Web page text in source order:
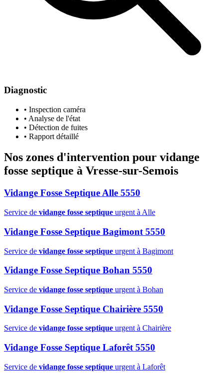
Diagnostic
• Inspection caméra
• Analyse de l'état
• Détection de fuites
• Rapport détaillé
Nos zones d'intervention pour vidange
fosse septique à Vresse-sur-Semois
Vidange Fosse Septique Alle 5550
Service de vidange fosse septique urgent à Alle
Vidange Fosse Septique Bagimont 5550
Service de vidange fosse septique urgent à Bagimont
Vidange Fosse Septique Bohan 5550
Service de vidange fosse septique urgent à Bohan
Vidange Fosse Septique Chairière 5550
Service de vidange fosse septique urgent à Chairière
Vidange Fosse Septique Laforêt 5550
Service de vidange fosse septique urgent à Laforêt